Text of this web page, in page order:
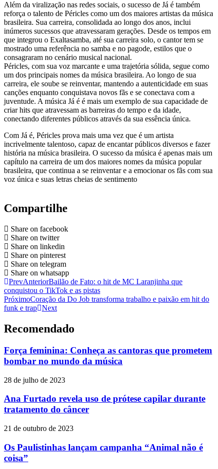
Além da viralização nas redes sociais, o sucesso de Já é também
reforça o talento de Péricles como um dos maiores artistas da música
brasileira. Sua carreira, consolidada ao longo dos anos, inclui
inúmeros sucessos que atravessaram gerações. Desde os tempos em
que integrou o Exaltasamba, até sua carreira solo, o cantor tem se
mostrado uma referência no samba e no pagode, estilos que o
consagraram no cenário musical nacional.
Péricles, com sua voz marcante e uma trajetória sólida, segue como
um dos principais nomes da música brasileira. Ao longo de sua
carreira, ele soube se reinventar, mantendo a autenticidade em suas
canções enquanto conquistava novos fãs e se conectava com a
juventude. A música Já é é mais um exemplo de sua capacidade de
criar hits que atravessam as barreiras do tempo e da idade,
conectando diferentes públicos através da sua essência única.
Com Já é, Péricles prova mais uma vez que é um artista
incrivelmente talentoso, capaz de encantar públicos diversos e fazer
história na música brasileira. O sucesso da música é apenas mais um
capítulo na carreira de um dos maiores nomes da música popular
brasileira, que continua a se reinventar e a emocionar os fãs com sua
voz única e suas letras cheias de sentimento
Compartilhe
Share on facebook
Share on twitter
Share on linkedin
Share on pinterest
Share on telegram
Share on whatsapp
PrevAnteriorBailão de Fato: o hit de MC Laranjinha que
conquistou o TikTok e as pistas
PróximoCoração da Do Job transforma trabalho e paixão em hit do
funk e trap Next
Recomendado
Força feminina: Conheça as cantoras que prometem
bombar no mundo da música
28 de julho de 2023
Ana Furtado revela uso de prótese capilar durante
tratamento do câncer
21 de outubro de 2023
Os Paulistinhas lançam campanha “Animal não é
coisa”